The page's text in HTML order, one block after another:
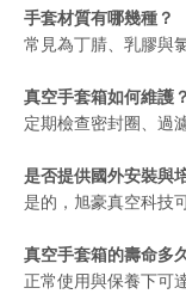
手套材質有哪幾種？
常見為丁腈、乳膠與
真空手套箱如何維護？
定期檢查密封圈、過
是否提供國外安裝與
是的，旭豪真空科技
真空手套箱的壽命多
正常使用與保養下可